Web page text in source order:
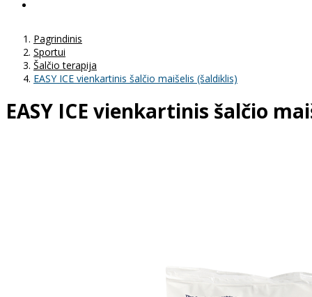
Pagrindinis
Sportui
Šalčio terapija
EASY ICE vienkartinis šalčio maišelis (šaldiklis)
EASY ICE vienkartinis šalčio